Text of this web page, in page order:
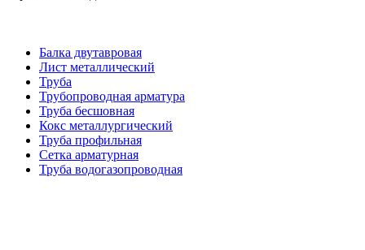
Балка двутавровая
Лист металлический
Труба
Трубопроводная арматура
Труба бесшовная
Кокс металлургический
Труба профильная
Cетка арматурная
Труба водогазопроводная